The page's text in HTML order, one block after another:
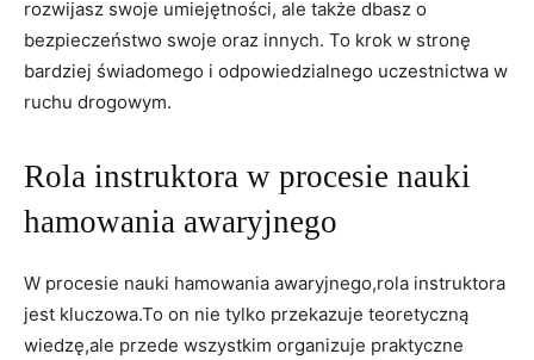
rozwijasz⁣ swoje umiejętności, ‍ale​ także dbasz o
bezpieczeństwo swoje‌ oraz innych. To⁣ krok w stronę
bardziej świadomego i⁢ odpowiedzialnego uczestnictwa ⁤w
ruchu drogowym.
Rola instruktora w procesie nauki
hamowania ⁤awaryjnego
W procesie nauki hamowania awaryjnego,rola instruktora
jest kluczowa.To on nie tylko przekazuje⁢ teoretyczną
wiedzę,ale przede wszystkim organizuje praktyczne⁣